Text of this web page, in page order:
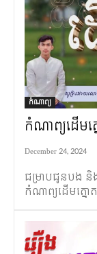
កំណាព្យ
កំណាព្យដើមត្
December 24, 2024
ជម្រាបជូនបង និង
កំណាព្យដើមត្ន